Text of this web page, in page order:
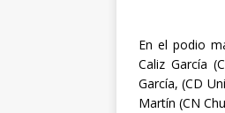
En el podio
Caliz García
García, (CD
Martín (CN